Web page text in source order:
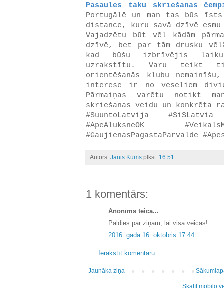
Pasaules taku skriešanas
Portugālē un man tas būs
distance, kuru savā dzīvē
Vajadzētu būt vēl kādām
dzīvē, bet par tām drusku
kad būšu izbrīvējis
uzrakstītu. Varu teikt
orientēšanās klubu
interese ir no veseliem
Pārmaiņas varētu notikt
skriešanas veidu un konkrēta
#SuuntoLatvija
#ApeAluksneOK
#GaujienasPagastaParvalde
Autors: Jānis Kūms plkst. 16:51
1 komentārs:
Anonīms teica...
Paldies par ziņām, lai visā veicas!
2016. gada 16. oktobris 17:44
Ierakstīt komentāru
Jaunāka ziņa
Skatīt mobilo